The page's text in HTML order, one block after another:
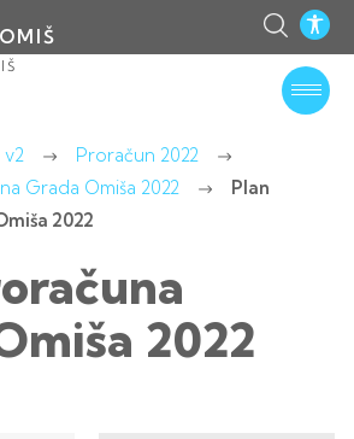
v2
Proračun 2022
Grada Omiša 2022
Plan
2022
2022